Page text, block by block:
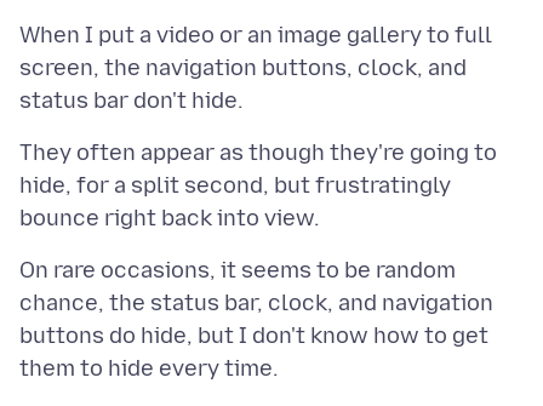
When I put a video or an image gallery to full
screen, the navigation buttons, clock, and
They often appear as though they're going to
hide, for a split second, but frustratingly
On rare occasions, it seems to be random
chance, the status bar, clock, and navigation
buttons do hide, but I don't know how to get